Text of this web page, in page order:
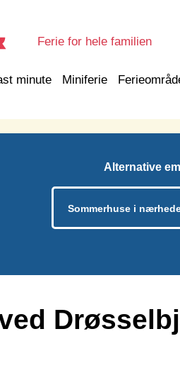
Ferie for hele familien
minute Miniferie
Alternative
Sommerhuse i